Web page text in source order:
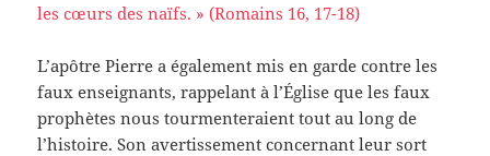
les cœurs des naïfs. » (Romains 16, 17-18)
L’apôtre Pierre a également mis en garde contre les
faux enseignants, rappelant à l’Église que les faux
prophètes nous tourmenteraient tout au long de
l’histoire. Son avertissement concernant leur sort